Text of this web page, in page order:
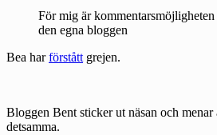
För mig är
den egna bloggen
Bea harförståttgrejen.
Bloggen Bent sticker ut näsan och menar
detsamma.